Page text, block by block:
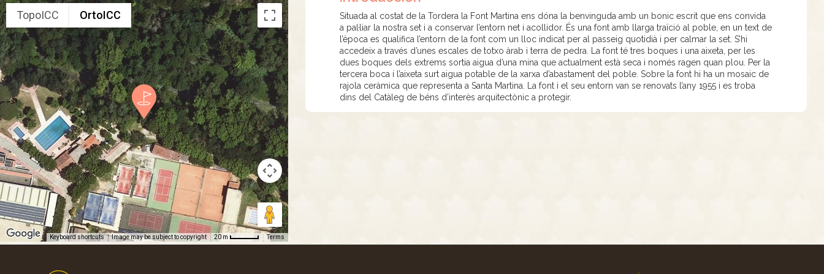
TopoICC OrtoICC
Keyboard shortcuts Image may be subject to copyright 20 m Terms
Situada al costat de la Tordera la Font Martina ens dóna la benvinguda amb un bonic escrit que ens convida
a pal·liar la nostra set i a conservar l’entorn net i acollidor. És una font amb llarga traïció al poble, en un text de
l’època es qualifica l’entorn de la font com un lloc indicat per al passeig quotidià i per calmar la set. S’hi
accedeix a través d’unes escales de totxo àrab i terra de pedra. La font té tres boques i una aixeta, per les
dues boques dels extrems sortia aigua d’una mina que actualment està seca i només ragen quan plou. Per la
tercera boca i l’aixeta surt aigua potable de la xarxa d’abastament del poble. Sobre la font hi ha un mosaic de
rajola ceràmica que representa a Santa Martina. La font i el seu entorn van se renovats l’any 1955 i es troba
dins del Catàleg de béns d’interès arquitectònic a protegir.